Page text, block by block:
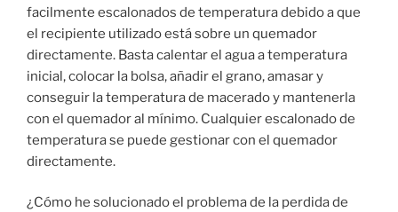
facilmente escalonados de temperatura debido a que
el recipiente utilizado está sobre un quemador
directamente. Basta calentar el agua a temperatura
inicial, colocar la bolsa, añadir el grano, amasar y
conseguir la temperatura de macerado y mantenerla
con el quemador al mínimo. Cualquier escalonado de
temperatura se puede gestionar con el quemador
directamente.
¿Cómo he solucionado el problema de la perdida de